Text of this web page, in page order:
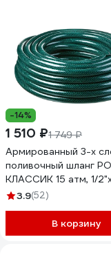
-14%
1 510 ₽1 749 ₽
Армированный 3-х
поливочный шланг
КЛАССИК 15 атм, 1/
40308-1/2-50
3.9(52)
В корзину